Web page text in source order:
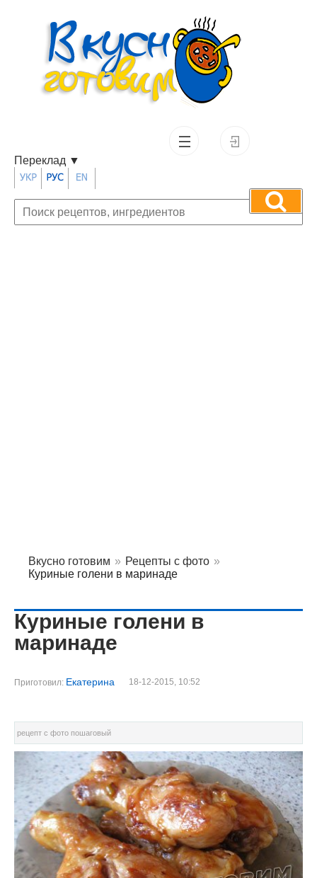
Переклад ▼
Вкусно готовим » Рецепты с фото »
Куриные голени в маринаде
Куриные голени в
маринаде
Приготовил: Екатерина 18-12-2015, 10:52
рецепт с фото пошаговый